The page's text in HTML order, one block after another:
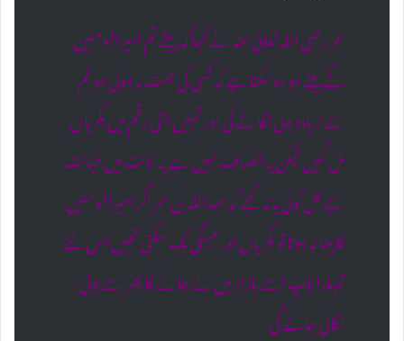
عمر رضی اللہ تعالیٰ عنہ نے کہا کہ بیٹے تم امیرالمومنین
کے بیٹے ہو ہوسکتا ہے کہ کسی کی ہمت نہ ہوئی ہو تم
سے زیادہ بولی لگانے کی اور تمہیں اتنی رقم میں بکریاں
مل گئیں لیکن یہ انصاف نہیں ہے یہ امانت میں خیانت
ہے کل کوئی یہ نہ کہے کہ عبداللہ بن عمر اگر امیرالمومنین
کا بیٹا نہ ہوتا تو بکریاں اور مہنگی بک سکتی تھیں اس لئے
تمہارا باپ اسے بازار میں لے جائے گا پھر سے بولی
لگائی جائے گی